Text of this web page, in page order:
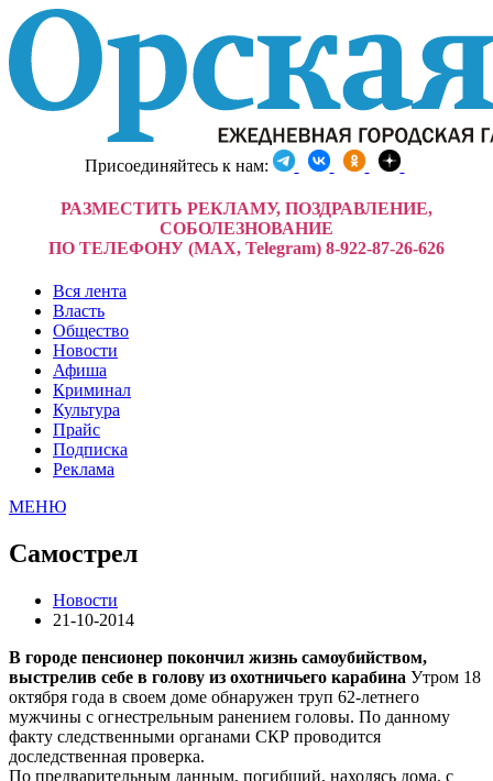
Присоединяйтесь к нам:
РАЗМЕСТИТЬ РЕКЛАМУ, ПОЗДРАВЛЕНИЕ,
СОБОЛЕЗНОВАНИЕ
ПО ТЕЛЕФОНУ (MAX, Telegram) 8-922-87-26-626
Вся лента
Власть
Общество
Новости
Афиша
Криминал
Культура
Прайс
Подписка
Реклама
МЕНЮ
Самострел
Новости
21-10-2014
В городе пенсионер покончил жизнь самоубийством,
выстрелив себе в голову из охотничьего карабина Утром 18
октября года в своем доме обнаружен труп 62-летнего
мужчины с огнестрельным ранением головы. По данному
факту следственными органами СКР проводится
доследственная проверка.
По предварительным данным, погибший, находясь дома, с